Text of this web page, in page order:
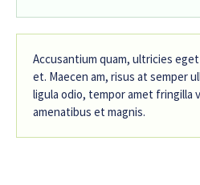
Accusantium quam, ultricies
et. Maecen am, risus at semper
ligula odio, tempor amet fringilla
amenatibus et magnis.